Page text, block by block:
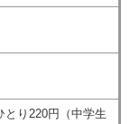
り220円（中学生